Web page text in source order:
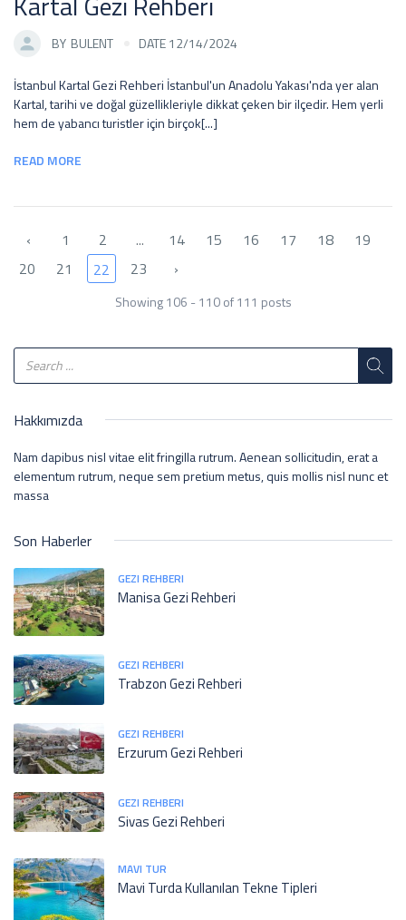
BY BULENT DATE 12/14/2024
İstanbul Kartal Gezi Rehberi İstanbul'un Anadolu Yakası'nda yer alan
Kartal, tarihi ve doğal güzellikleriyle dikkat çeken bir ilçedir. Hem yerli
hem de yabancı turistler için birçok[...]
READ MORE
‹ 1 2 ... 14 15 16 17 18
19
20
21 22 23 ›
Showing 106 - 110 of 111 posts
Hakkımızda
Nam dapibus nisl vitae elit fringilla rutrum. Aenean sollicitudin, erat a
elementum rutrum, neque sem pretium metus, quis mollis nisl nunc et
massa
Son Haberler
GEZI REHBERI
Manisa Gezi Rehberi
GEZI REHBERI
Trabzon Gezi Rehberi
GEZI REHBERI
Erzurum Gezi Rehberi
GEZI REHBERI
Sivas Gezi Rehberi
MAVI TUR
Mavi Turda Kullanılan Tekne Tipleri